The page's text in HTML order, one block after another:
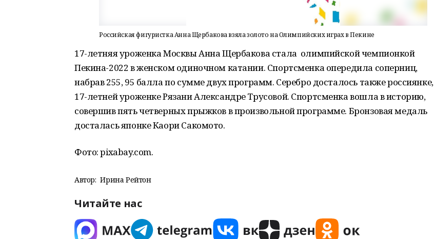
Российская фигуристка Анна Щербакова взяла золото на Олимпийских играх в Пекине
17-летняя уроженка Москвы Анна Щербакова стала олимпийской чемпионкой
Пекина-2022 в женском одиночном катании. Спортсменка опередила соперниц,
набрав 255, 95 балла по сумме двух программ. Серебро досталось также россиянке,
17-летней уроженке Рязани Александре Трусовой. Спортсменка вошла в историю,
совершив пять четверных прыжков в произвольной программе. Бронзовая медаль
досталась японке Каори Сакомото.
Фото: pixabay.com.
Автор: Ирина Рейтон
Читайте нас